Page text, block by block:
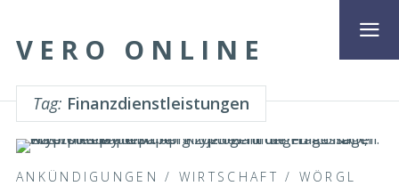
VERO ONLINE
Tag: Finanzdienstleistungen
ANKÜNDIGUNGEN / WIRTSCHAFT / WÖRGL